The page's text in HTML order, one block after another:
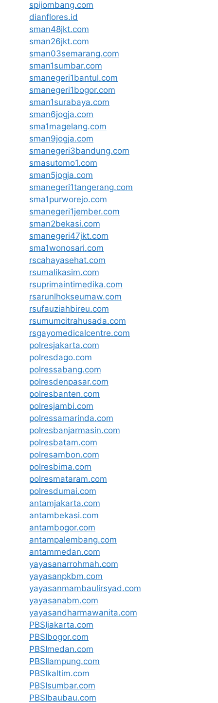
spijombang.com
dianflores.id
sman48jkt.com
sman26jkt.com
sman03semarang.com
sman1sumbar.com
smanegeri1bantul.com
smanegeri1bogor.com
sman1surabaya.com
sman6jogja.com
sma1magelang.com
sman9jogja.com
smanegeri3bandung.com
smasutomo1.com
sman5jogja.com
smanegeri1tangerang.com
sma1purworejo.com
smanegeri1jember.com
sman2bekasi.com
smanegeri47jkt.com
sma1wonosari.com
rscahayasehat.com
rsumalikasim.com
rsuprimaintimedika.com
rsarunlhokseumaw.com
rsufauziahbireu.com
rsumumcitrahusada.com
rsgayomedicalcentre.com
polresjakarta.com
polresdago.com
polressabang.com
polresdenpasar.com
polresbanten.com
polresjambi.com
polressamarinda.com
polresbanjarmasin.com
polresbatam.com
polresambon.com
polresbima.com
polresmataram.com
polresdumai.com
antamjakarta.com
antambekasi.com
antambogor.com
antampalembang.com
antammedan.com
yayasanarrohmah.com
yayasanpkbm.com
yayasanmambaulirsyad.com
yayasanabm.com
yayasandharmawanita.com
PBSIjakarta.com
PBSIbogor.com
PBSImedan.com
PBSIlampung.com
PBSIkaltim.com
PBSIsumbar.com
PBSIbaubau.com